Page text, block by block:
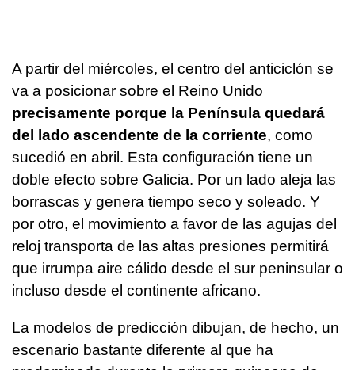
A partir del miércoles, el centro del anticiclón se
va a posicionar sobre el Reino Unido
precisamente porque la Península quedará
del lado ascendente de la corriente, como
sucedió en abril. Esta configuración tiene un
doble efecto sobre Galicia. Por un lado aleja las
borrascas y genera tiempo seco y soleado. Y
por otro, el movimiento a favor de las agujas del
reloj transporta de las altas presiones permitirá
que irrumpa aire cálido desde el sur peninsular o
incluso desde el continente africano.
La modelos de predicción dibujan, de hecho, un
escenario bastante diferente al que ha